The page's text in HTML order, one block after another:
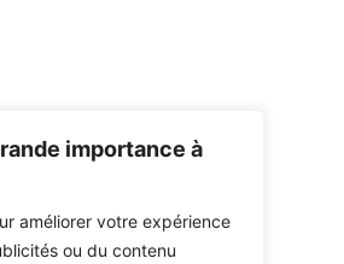
importance à
améliorer votre expérience
ou du contenu